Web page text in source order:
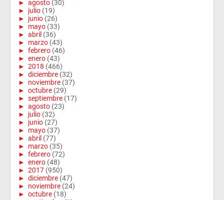
► agosto (30)
► julio (19)
► junio (26)
► mayo (33)
► abril (36)
► marzo (43)
► febrero (46)
► enero (43)
► 2018 (466)
► diciembre (32)
► noviembre (37)
► octubre (29)
► septiembre (17)
► agosto (23)
► julio (32)
► junio (27)
► mayo (37)
► abril (77)
► marzo (35)
► febrero (72)
► enero (48)
► 2017 (950)
► diciembre (47)
► noviembre (24)
► octubre (18)